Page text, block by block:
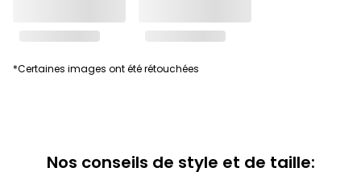
*Certaines images ont été rétouchées
Nos conseils de style et de taille: